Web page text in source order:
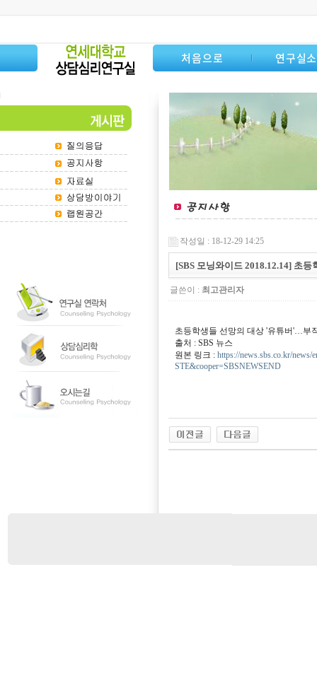
처음으로 연구실
작성일 : 18-12-29 14:25
[SBS 모닝와이드 2018.12.14] 초
글쓴이 : 최고관리자
초등학생들 선망의 대상 '유튜버'…부
출처 : SBS 뉴스
원본 링크 :https://news.sbs.co.kr/
STE&cooper=SBSNEWSEND